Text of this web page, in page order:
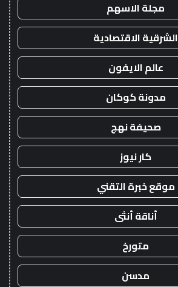
مجلة الاسهم
الشرقية الاقتصادية
عالم الايفون
مدونة كوكان
صحيفة نهج
كار نيوز
موقع خبرة التقني
أناقة أنثى
متورخ
مدسن